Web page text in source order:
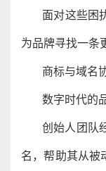
面对这些困
为品牌寻找一条
商标与域名
数字时代的
创始人团队
名，帮助其从被